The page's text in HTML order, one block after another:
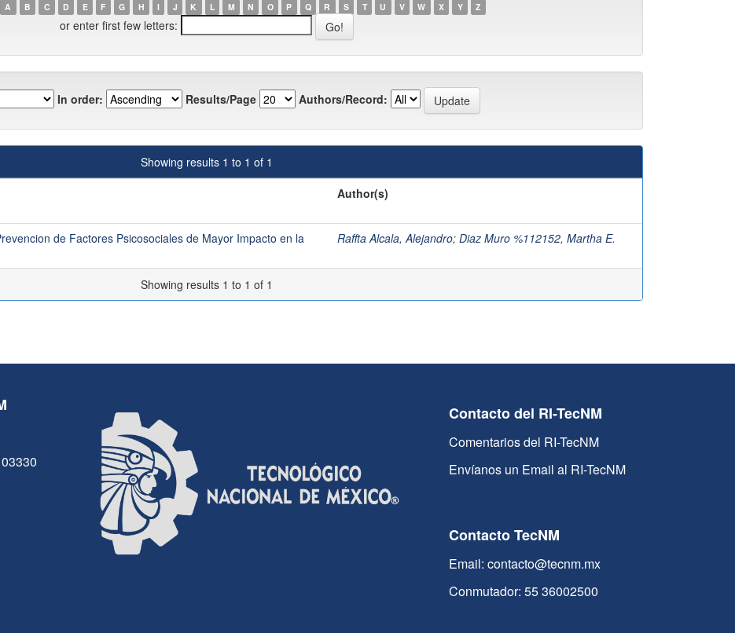
A B C D E F G H I J K L M N O P Q R S T U V W X Y Z
or enter first few letters:
In order: Results/Page Authors/Record:
Showing results 1 to 1 of 1
Author(s)
de Factores Psicosociales de Mayor Impacto en la
Raffta Alcala, Alejandro; Diaz Muro %112152, Martha E.
Showing results 1 to 1 of 1
Contacto del RI-TecNM
Comentarios del RI-TecNM
Envíanos un Email al RI-TecNM
Contacto TecNM
Email: contacto@tecnm.mx
Conmutador: 55 36002500